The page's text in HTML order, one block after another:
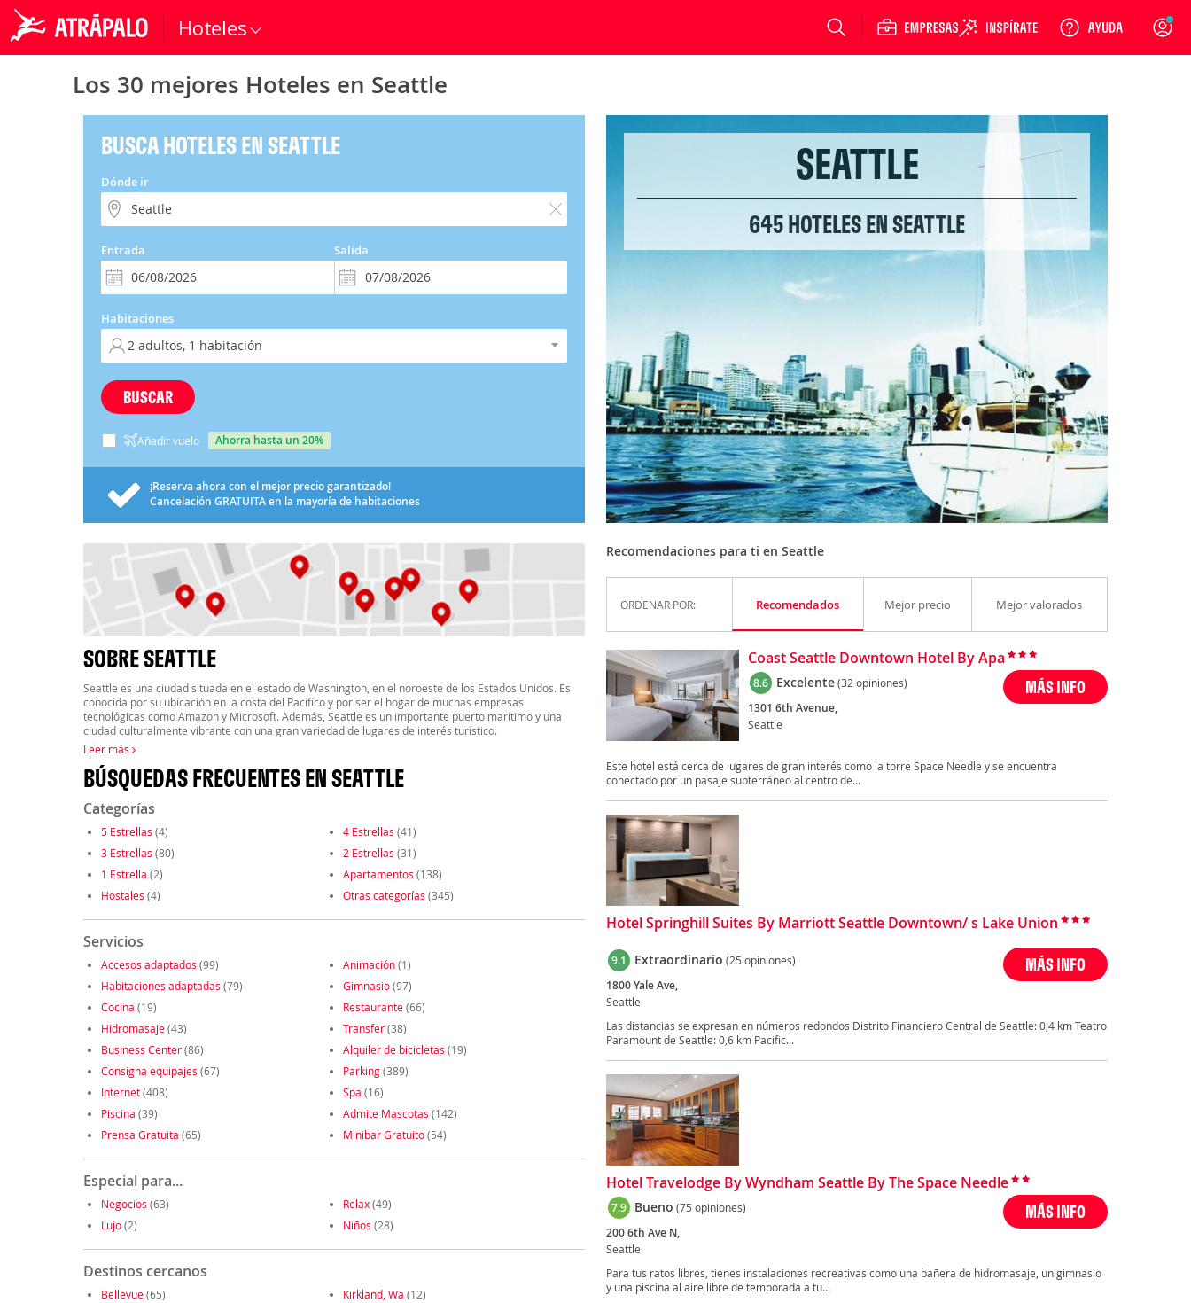
Hoteles Login
Los 30 mejores Hoteles en Seattle
BUSCA HOTELES EN SEATTLE
Dónde ir
Entrada Salida
Habitaciones
BUSCAR
Añadir vuelo ahorra hasta un 20%
¡Reserva ahora con el mejor precio garantizado!
Cancelación GRATUITAen la mayoría de habitaciones
SOBRE SEATTLE
Seattle es una ciudad situada en el estado de Washington, en el noroeste de los Estados Unidos. Es
conocida por su ubicación en la costa del Pacífico y por ser el hogar de muchas empresas
tecnológicas como Amazon y Microsoft. Además, Seattle es un importante puerto marítimo y una
ciudad culturalmente vibrante con una gran variedad de lugares de interés turístico.
Leer más
BÚSQUEDAS FRECUENTES EN SEATTLE
Categorías
5 Estrellas (4) 4 Estrellas (41)
3 Estrellas (80) 2 Estrellas (31)
1 Estrella (2) Apartamentos (138)
Hostales (4) Otras categorías (345)
Servicios
Accesos adaptados (99) Animación(1)
Habitaciones adaptadas (79) Gimnasio(97)
Cocina (19) Restaurante(66)
Hidromasaje(43) Transfer(38)
Business Center(86) Alquiler de bicicletas (19)
Consigna equipajes (67) Parking(389)
Internet(408) Spa (16)
Piscina (39) Admite Mascotas (142)
Prensa Gratuita (65) Minibar Gratuito(54)
Especial para...
Negocios (63) Relax(49)
Lujo(2) Niños (28)
Destinos cercanos
Bellevue(65) Kirkland, Wa (12)
SEATTLE
645 HOTELES EN SEATTLE
Recomendaciones para ti en Seattle
ORDENAR POR: Recomendados Mejor precio Mejor valorados
Coast Seattle Downtown Hotel By Apa
8.6 Excelente(32 opiniones)
1301 6th Avenue,
Seattle
MÁS INFO
Este hotel está cerca de lugares de gran interés como la torre Space Needle y se encuentra
conectado por un pasaje subterráneo al centro de...
Hotel Springhill Suites By Marriott Seattle Downtown/ s Lake Union
9.1 Extraordinario (25 opiniones)
1800 Yale Ave,
Seattle
MÁS INFO
Las distancias se expresan en números redondos Distrito Financiero Central de Seattle: 0,4 km Teatro
Paramount de Seattle: 0,6 km Pacific...
Hotel Travelodge By Wyndham Seattle By The Space Needle
7.9 Bueno (75 opiniones)
200 6th Ave N,
Seattle
MÁS INFO
Para tus ratos libres, tienes instalaciones recreativas como una bañera de hidromasaje, un gimnasio
y una piscina al aire libre de temporada a tu...